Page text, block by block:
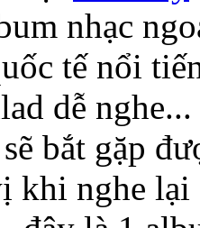
nhạc
tế nổi
dễ nghe...
bắt gặp
khi nghe